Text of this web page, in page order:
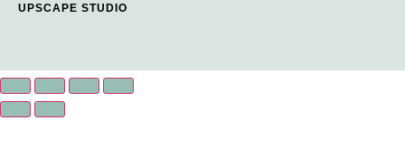
UPSCAPE STUDIO